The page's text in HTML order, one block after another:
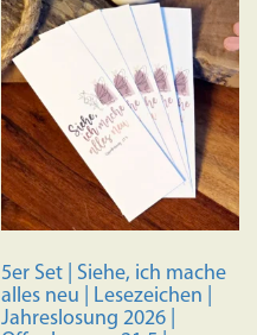
5er Set | Siehe, ich mache
alles neu | Lesezeichen |
Jahreslosung 2026 |